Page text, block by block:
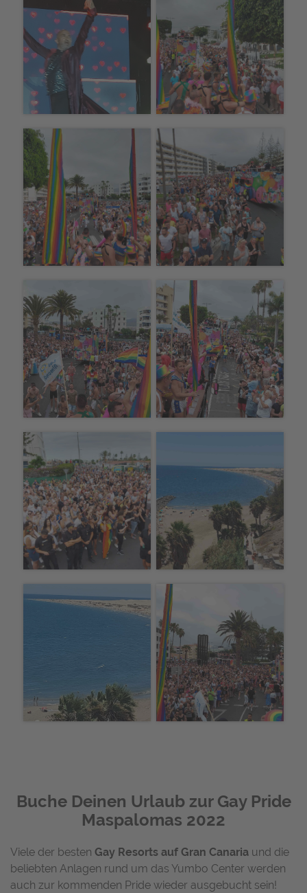
Buche Deinen Urlaub zur Gay Pride
Maspalomas 2022
Viele der besten Gay Resorts auf Gran Canaria und die
beliebten Anlagen rund um das Yumbo Center werden
auch zur kommenden Pride wieder ausgebucht sein!